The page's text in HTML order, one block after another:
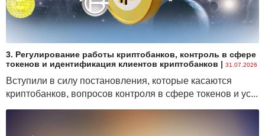
3. Регулирование работы криптобанков, контроль в сфере
токенов и идентификация клиентов криптобанков | 31.07.2026
Вступили в силу постановления, которые касаются
криптобанков, вопросов контроля в сфере токенов и ус...